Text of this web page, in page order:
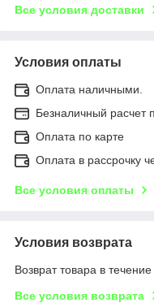
Все условия доставки
Условия оплаты
Оплата наличными.
Безналичный расчет
Оплата по карте
Оплата в рассрочку
Все условия оплаты
Условия возврата
Возврат товара в
Все условия возврата